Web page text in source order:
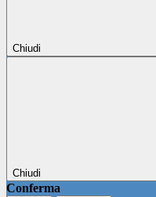
Chiudi
Chiudi
Conferma